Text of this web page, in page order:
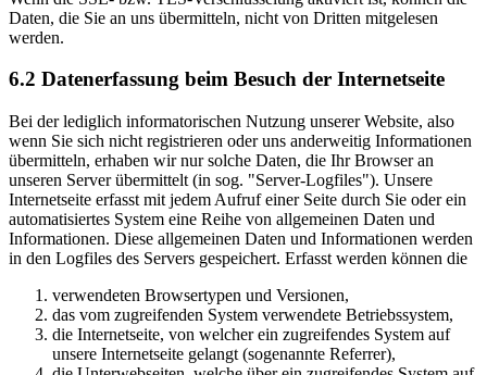
Daten, die Sie an uns übermitteln, nicht von Dritten mitgelesen
werden.
6.2 Datenerfassung beim Besuch der Internetseite
Bei der lediglich informatorischen Nutzung unserer Website, also
wenn Sie sich nicht registrieren oder uns anderweitig Informationen
übermitteln, erhaben wir nur solche Daten, die Ihr Browser an
unseren Server übermittelt (in sog. "Server-Logfiles"). Unsere
Internetseite erfasst mit jedem Aufruf einer Seite durch Sie oder ein
automatisiertes System eine Reihe von allgemeinen Daten und
Informationen. Diese allgemeinen Daten und Informationen werden
in den Logfiles des Servers gespeichert. Erfasst werden können die
verwendeten Browsertypen und Versionen,
das vom zugreifenden System verwendete Betriebssystem,
die Internetseite, von welcher ein zugreifendes System auf
unsere Internetseite gelangt (sogenannte Referrer),